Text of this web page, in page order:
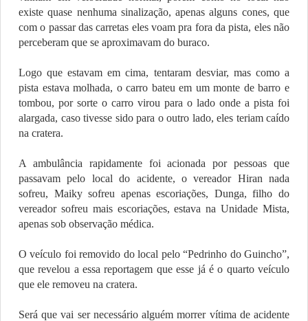
existe quase nenhuma sinalização, apenas alguns cones, que
com o passar das carretas eles voam pra fora da pista, eles não
perceberam que se aproximavam do buraco.
Logo que estavam em cima, tentaram desviar, mas como a
pista estava molhada, o carro bateu em um monte de barro e
tombou, por sorte o carro virou para o lado onde a pista foi
alargada, caso tivesse sido para o outro lado, eles teriam caído
na cratera.
A ambulância rapidamente foi acionada por pessoas que
passavam pelo local do acidente, o vereador Hiran nada
sofreu, Maiky sofreu apenas escoriações, Dunga, filho do
vereador sofreu mais escoriações, estava na Unidade Mista,
apenas sob observação médica.
O veículo foi removido do local pelo “Pedrinho do Guincho”,
que revelou a essa reportagem que esse já é o quarto veículo
que ele removeu na cratera.
Será que vai ser necessário alguém morrer vítima de acidente